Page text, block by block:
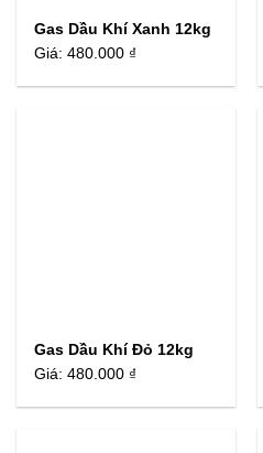
Gas Dầu Khí Xanh 12kg
Giá:480.000 ₫
Gas Dầu Khí Đỏ 12kg
Giá:480.000 ₫